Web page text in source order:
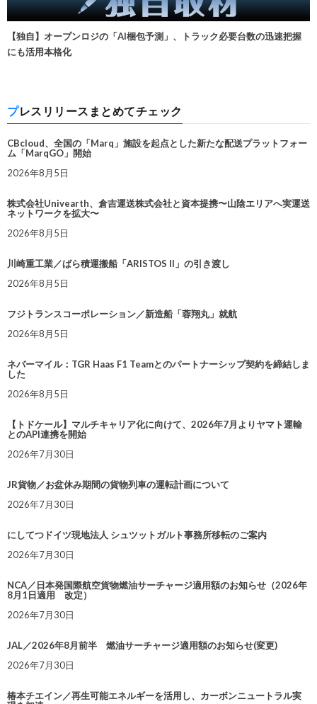
【独自】オープンロジの「AI梱包予測」、トラック必要台数の迅速把握
にも活用本格化
プレスリリースまとめてチェック
CBcloud、全国の「Marq」施設を起点とした新たな配送プラットフォー
ム「MarqGO」開始
2026年8月5日
株式会社Univearth、倉吉運送株式会社と資本提携〜山陰エリアへ実運送
ネットワークを拡大〜
2026年8月5日
川崎重工業／ばら積運搬船「ARISTOS II」の引き渡し
2026年8月5日
フジトランスコーポレーション／新造船「蓉翔丸」就航
2026年8月5日
ネバーマイル：TGR Haas F1 Teamとのパートナーシップ契約を締結しま
した
2026年8月5日
【トドケール】マルチキャリア化に向けて、2026年7月よりヤマト運輸
とのAPI連携を開始
2026年7月30日
JR貨物／お盆休み期間の貨物列車の運転計画について
2026年7月30日
にしてつドイツ現地法人 シュツットガルト事務所移転のご案内
2026年7月30日
NCA／日本発国際航空貨物燃油サーチャージ適用額のお知らせ（2026年
8月1日適用 改定）
2026年7月30日
JAL／2026年8月前半 燃油サーチャージ適用額のお知らせ(変更)
2026年7月30日
椿本チエイン／再生可能エネルギーを活用し、カーボンニュートラル実